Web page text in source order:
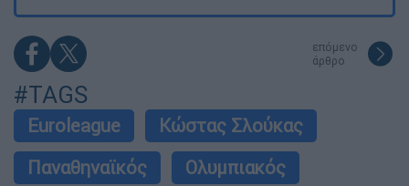
επόμενο
άρθρο
#TAGS
Euroleague
Κώστας Σλούκας
Παναθηναϊκός
Ολυμπιακός